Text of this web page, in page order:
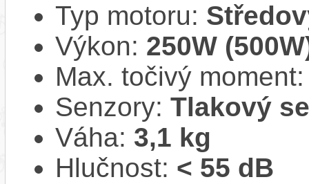
Typ motoru:
Výkon: 250W
Max. točivý
Senzory: Tlakový
Váha: 3,1 kg
Hlučnost: < 55 dB